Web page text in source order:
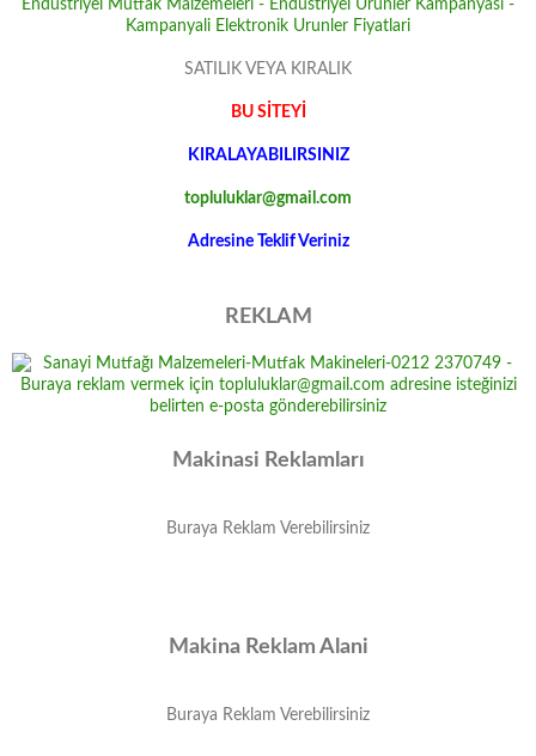
SATILIK VEYA KIRALIK
BU SİTEYİ
KIRALAYABILIRSINIZ
topluluklar@gmail.com
Adresine Teklif Veriniz
REKLAM
Makinasi Reklamları
Buraya Reklam Verebilirsiniz
Makina Reklam Alani
Buraya Reklam Verebilirsiniz